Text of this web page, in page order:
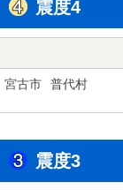
震度4
宮古市 普代村
震度3